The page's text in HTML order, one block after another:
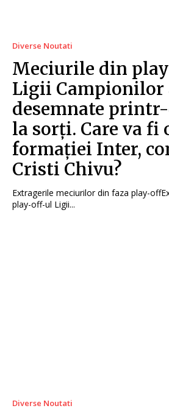
Diverse Noutati
Meciurile din
Ligii Campionilor
desemnate
la sorți. Care va fi
formației Inter,
Cristi Chivu?
Extragerile meciurilor din faza play-
play-off-ul Ligii...
Diverse Noutati